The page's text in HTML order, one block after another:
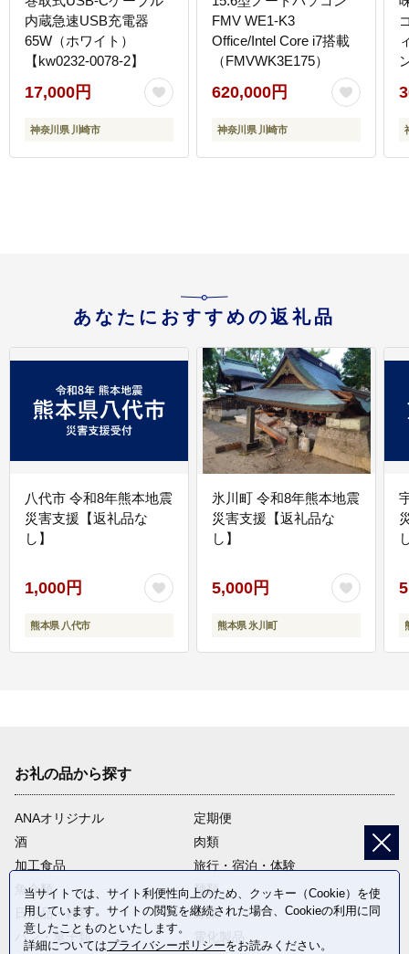
内蔵急速USB充電器
65W（ホワイト）
【kw0232-0078-2】
17,000円
神奈川県 川崎市
FMV WE1-K3
Office/Intel Core i7搭載
（FMVWK3E175）
620,000円
神奈川県 川崎市
あなたにおすすめの返礼品
八代市 令和8年熊本地震
災害支援【返礼品な
し】
1,000円
熊本県 八代市
氷川町 令和8年熊本地震
災害支援【返礼品な
し】
5,000円
熊本県 氷川町
お礼の品から探す
ANAオリジナル
定期便
酒
肉類
加工食品
旅行・宿泊・体験
魚介類
麺類
日用品・雑貨
野菜
パン・菓子類
当サイトでは、サイト利便性向上のため、クッキー（Cookie）を使
用しています。サイトの閲覧を継続された場合、Cookieの利用に同
意したことものといたします。
詳細についてはプライバシーポリシーをお読みください。